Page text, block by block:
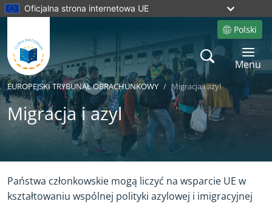
Oficjalna strona internetowa UE
Polski
Site language
Search
Toggle
Menu
EUROPEJSKI TRYBUNAŁ OBRACHUNKOWY Migracja i azyl
Migracja i azyl
Państwa członkowskie mogą liczyć na wsparcie UE w
kształtowaniu wspólnej polityki azylowej i imigracyjnej